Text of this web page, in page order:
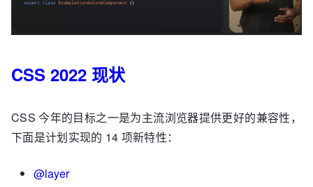
CSS 2022 现状
CSS 今年的目标之一是为主流浏览器提供更好的兼容性，
下面是计划实现的 14 项新特性：
@layer